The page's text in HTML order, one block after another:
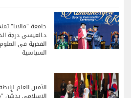
جامعة "مالايا"
د.العيسى درجة
الفخرية في العلوم
السياسية
الأمين العام